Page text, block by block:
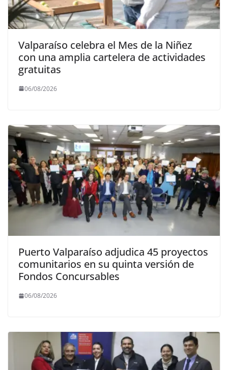
Valparaíso celebra el Mes de la Niñez
con una amplia cartelera de actividades
gratuitas
06/08/2026
Puerto Valparaíso adjudica 45 proyectos
comunitarios en su quinta versión de
Fondos Concursables
06/08/2026